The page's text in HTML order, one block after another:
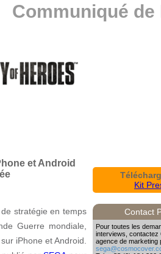
Communiqué de
et Android
stratégie en temps
Guerre mondiale,
iPhone et Android.
Kit
Contact
Pour toutes les
interviews, contactez
agence de marketing